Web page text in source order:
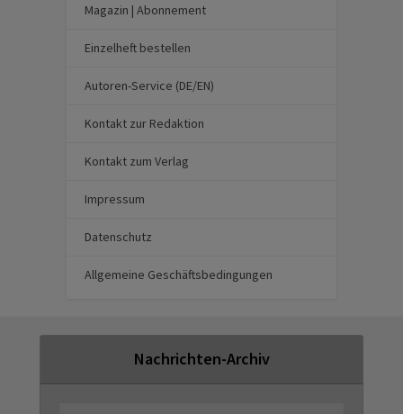
Magazin | Abonnement
Einzelheft bestellen
Autoren-Service (DE/EN)
Kontakt zur Redaktion
Kontakt zum Verlag
Impressum
Datenschutz
Allgemeine Geschäftsbedingungen
Nachrichten-Archiv